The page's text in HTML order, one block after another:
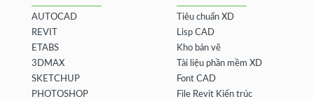
AUTOCAD
REVIT
ETABS
3DMAX
SKETCHUP
PHOTOSHOP
Tiêu chuẩn XD
Lisp CAD
Kho bản vẽ
Tài liệu phần mềm XD
Font CAD
File Revit Kiến trúc